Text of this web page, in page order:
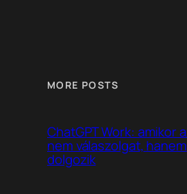
MORE POSTS
ChatGPT Work: amikor
nem válaszolgat, hanem
dolgozik